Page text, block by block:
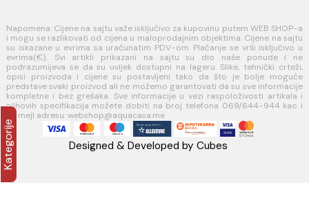
Radanovići bb,
85318 Kotor
webshop@aquacasa.me
Telefon: +38269644944
PIB:03410919
MB: 51010695
Račun:520-1608-04
PRATITE NAS